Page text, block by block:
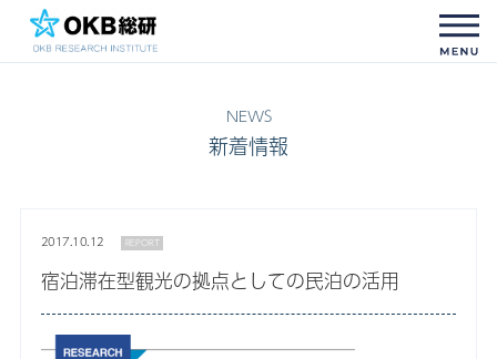
新着情報
2017.10.12 REPORT
宿泊滞在型観光の拠点としての民泊の活用